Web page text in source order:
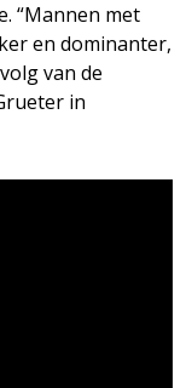
“Mannen met
en dominanter,
van de
in